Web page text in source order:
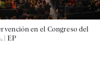
en el Congreso del
| EP